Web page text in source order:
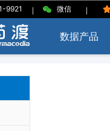
9921 | 微信 |
数据产品